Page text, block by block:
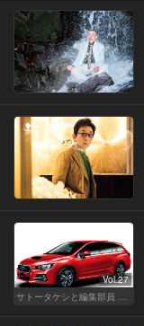
Vol.27
サトータケシと編集部員 船山の"CAR GENTSへの道"